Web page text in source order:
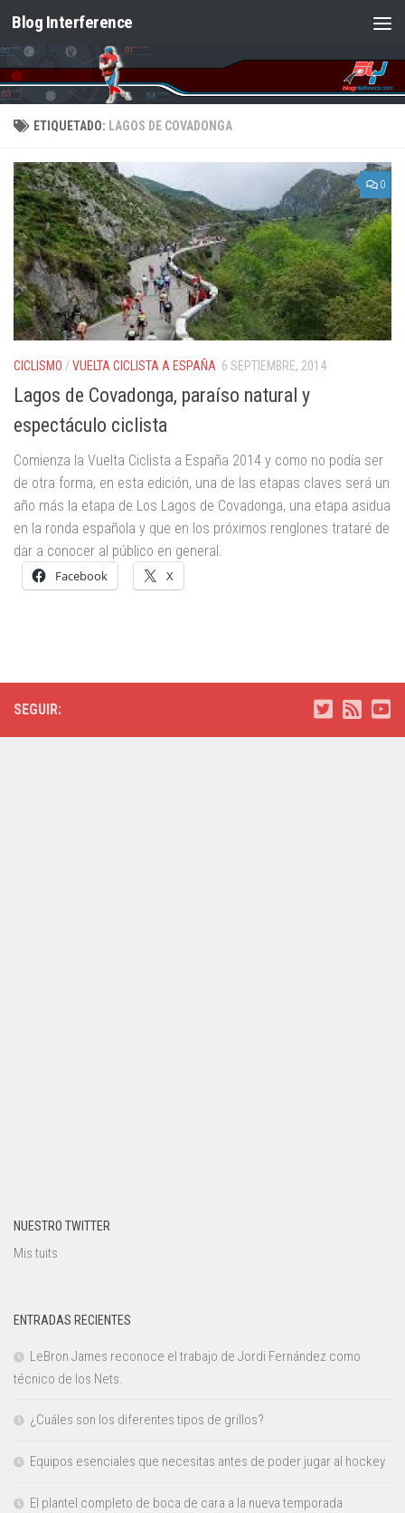
Saltar al contenido
Blog Interference
ETIQUETADO: LAGOS DE COVADONGA
0
CICLISMO /VUELTA CICLISTA A ESPAÑA 6 SEPTIEMBRE, 2014
Lagos de Covadonga, paraíso natural y
espectáculo ciclista
Comienza la Vuelta Ciclista a España 2014 y como no podía ser
de otra forma, en esta edición, una de las etapas claves será un
año más la etapa de Los Lagos de Covadonga, una etapa asidua
en la ronda española y que en los próximos renglones trataré de
dar a conocer al público en general.
Facebook X
SEGUIR:
NUESTRO TWITTER
Mis tuits
ENTRADAS RECIENTES
LeBron James reconoce el trabajo de Jordi Fernández como
técnico de los Nets.
¿Cuáles son los diferentes tipos de grillos?
Equipos esenciales que necesitas antes de poder jugar al hockey
El plantel completo de boca de cara a la nueva temporada